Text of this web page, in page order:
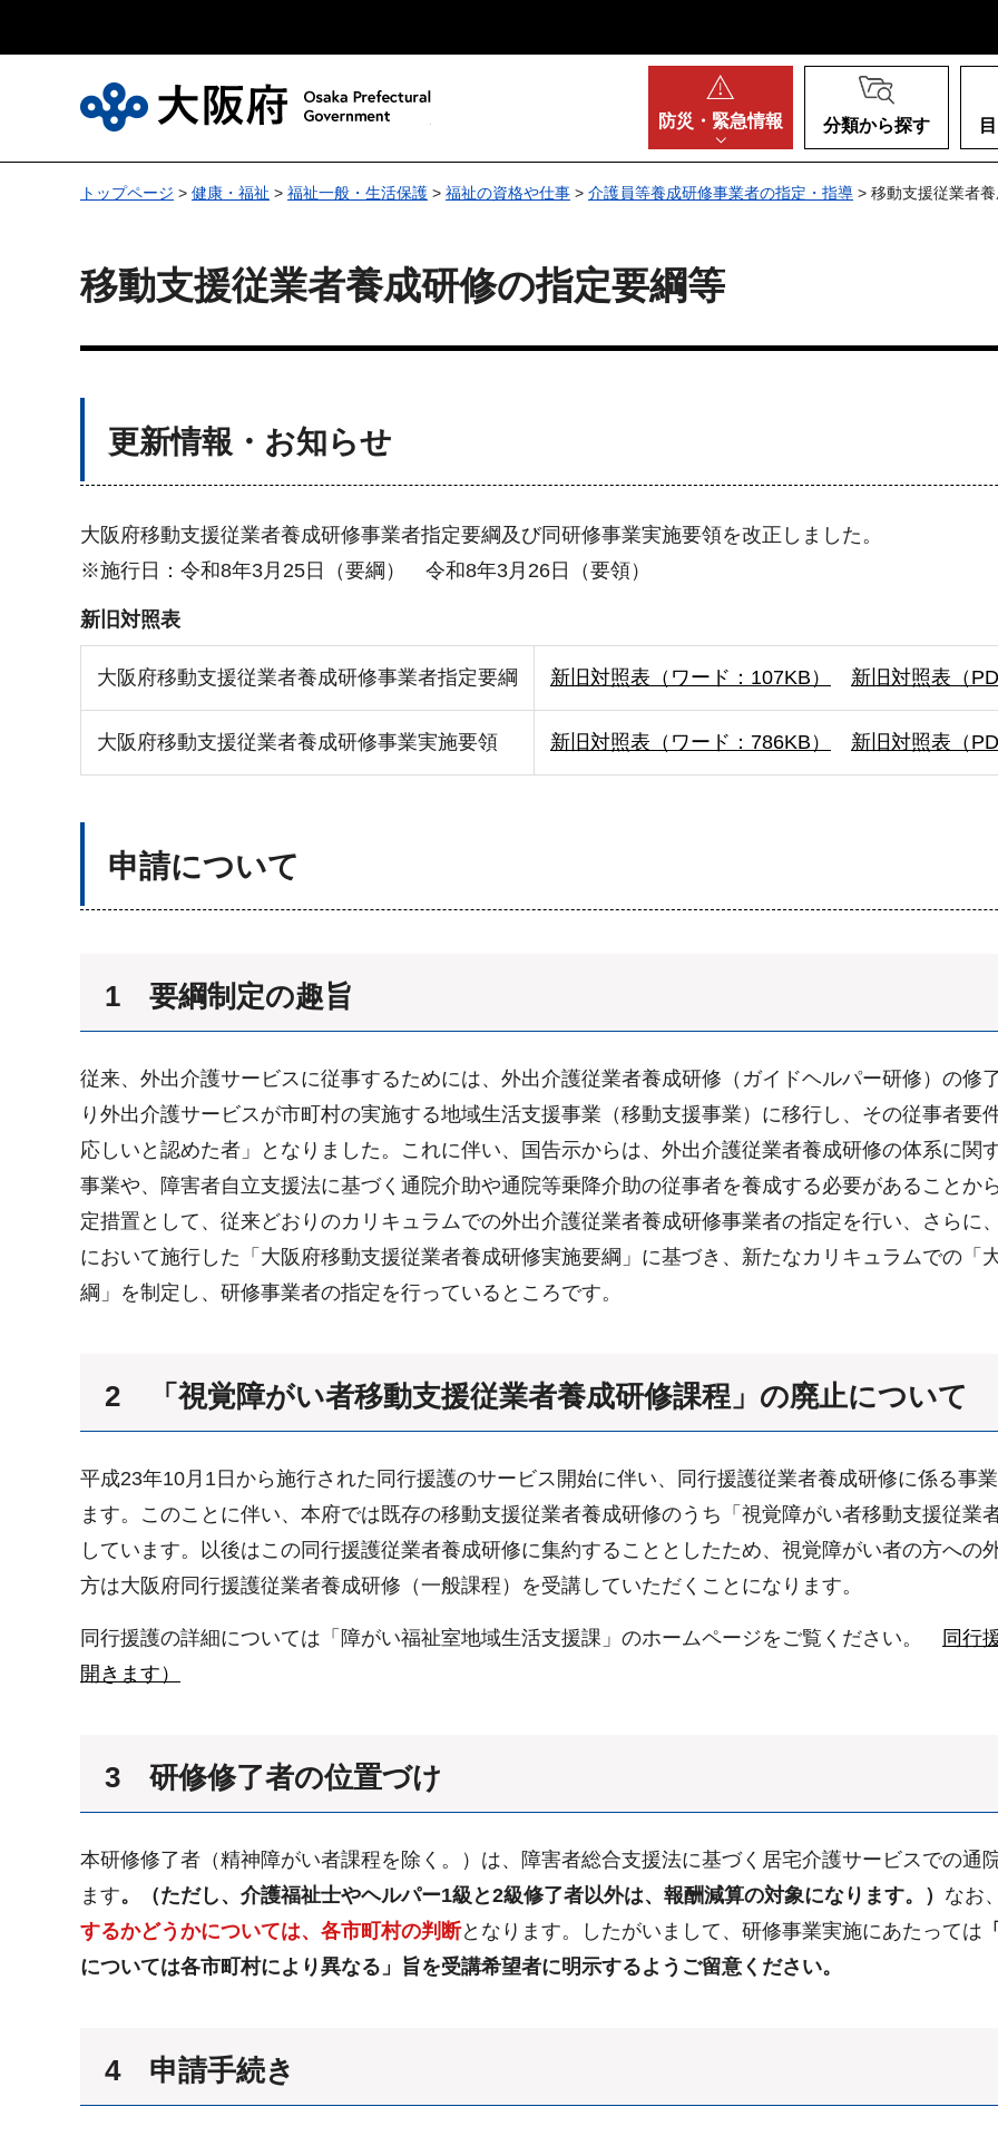
防災・ 緊急情報 分類から探す
トップページ > 健康・福祉 > 福祉一般・生活保護 > 福祉の資格や仕事 > 介護員等養成研修事業者の指定・指導 > 移動支援従業者
移動支援従業者養成研修の指定要綱等
更新情報・お知らせ
大阪府移動支援従業者養成研修事業者指定要綱及び同研修事業実施要領を改正しました。
※施行日：令和8年3月25日（要綱） 令和8年3月26日（要領）
新旧対照表
大阪府移動支援従業者養成研修事業者指定要綱 新旧対照表（ワード：107KB） 新旧対照表（
大阪府移動支援従業者養成研修事業実施要領 新旧対照表（ワード：786KB） 新旧対照表（
申請について
1 要綱制定の趣旨
従来、外出介護サービスに従事するためには、外出介護従業者養成研修（ガイドヘルパー研修）の修
り外出介護サービスが市町村の実施する地域生活支援事業（移動支援事業）に移行し、その従事者要
応しいと認めた者」となりました。これに伴い、国告示からは、外出介護従業者養成研修の体系に関
事業や、障害者自立支援法に基づく通院介助や通院等乗降介助の従事者を養成する必要があることか
定措置として、従来どおりのカリキュラムでの外出介護従業者養成研修事業者の指定を行い、さらに
において施行した「大阪府移動支援従業者養成研修実施要綱」に基づき、新たなカリキュラムでの「
綱」を制定し、研修事業者の指定を行っているところです。
2 「視覚障がい者移動支援従業者養成研修課程」の廃止について
平成23年10月1日から施行された同行援護のサービス開始に伴い、同行援護従業者養成研修に係る事
ます。このことに伴い、本府では既存の移動支援従業者養成研修のうち「視覚障がい者移動支援従業
しています。以後はこの同行援護従業者養成研修に集約することとしたため、視覚障がい者の方への
方は大阪府同行援護従業者養成研修（一般課程）を受講していただくことになります。
同行援護の詳細については「障がい福祉室地域生活支援課」のホームページをご覧ください。
同行
開きます）
3 研修修了者の位置づけ
本研修修了者（精神障がい者課程を除く。）は、障害者総合支援法に基づく居宅介護サービスでの通
ます。（ただし、介護福祉士やヘルパー1級と2級修了者以外は、報酬減算の対象になります。） なお
するかどうかについては、各市町村の判断となります。したがいまして、研修事業実施にあたっては
については各市町村により異なる」旨を受講希望者に明示するようご留意ください。
4 申請手続き